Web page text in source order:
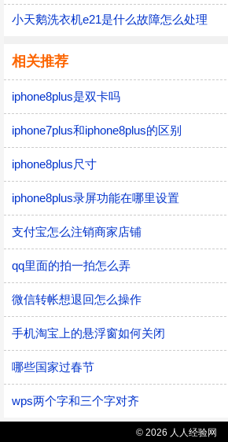
小天鹅洗衣机e21是什么故障怎么处理
相关推荐
iphone8plus是双卡吗
iphone7plus和iphone8plus的区别
iphone8plus尺寸
iphone8plus录屏功能在哪里设置
支付宝怎么注销商家店铺
qq里面的拍一拍怎么弄
微信转帐想退回怎么操作
手机淘宝上的悬浮窗如何关闭
哪些国家过春节
wps两个字和三个字对齐
© 2026 人人经验网